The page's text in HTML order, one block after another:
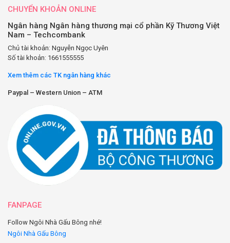
CHUYỂN KHOẢN ONLINE
Ngân hàng Ngân hàng thương mại cổ phần Kỹ Thương Việt
Nam – Techcombank
Chủ tài khoản: Nguyễn Ngọc Uyên
Số tài khoản: 1661555555
Xem thêm các TK ngân hàng khác
Paypal – Western Union – ATM
FANPAGE
Follow Ngôi Nhà Gấu Bông nhé!
Ngôi Nhà Gấu Bông